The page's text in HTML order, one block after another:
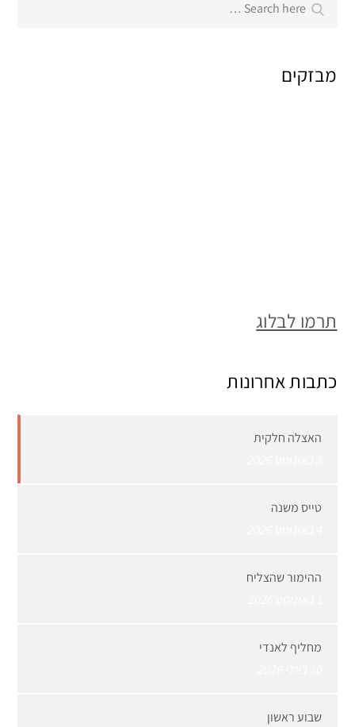
for:
Search
מבזקים
תרמו לבלוג
כתבות אחרונות
האצלה חלקית
טייס משנה
ההימור שהצליח
מחליף לאנדי
שבוע ראשון